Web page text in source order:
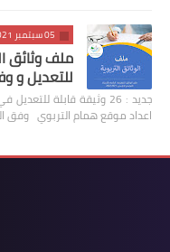
05 سبتمبر 2021
للتعديل و
اعداد موقع همام التربوي وفق